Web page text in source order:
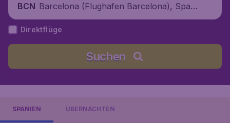
BCN Barcelona (Flughafen Barcelona), Spani
en
Direktflüge
Suchen
SPANIEN ÜBERNACHTEN